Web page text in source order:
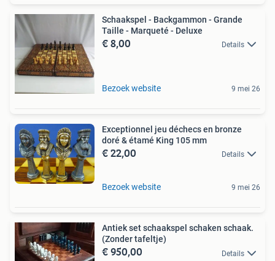
Schaakspel - Backgammon - Grande
Taille - Marqueté - Deluxe
€ 8,00 Details
Bezoek website 9 mei 26
Exceptionnel jeu déchecs en bronze
doré & étamé King 105 mm
€ 22,00 Details
Bezoek website 9 mei 26
Antiek set schaakspel schaken schaak.
(Zonder tafeltje)
€ 950,00 Details